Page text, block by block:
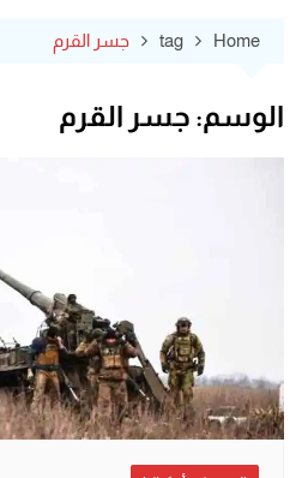
Home
tag جسر القرم
الوسم: جسر القرم